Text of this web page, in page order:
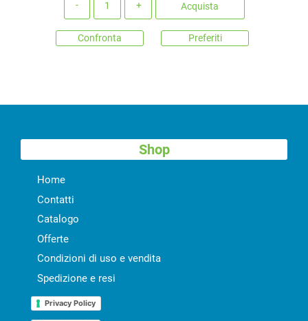
Acquista
Confronta Preferiti
Shop
Home
Contatti
Catalogo
Offerte
Condizioni di uso e vendita
Spedizione e resi
Privacy Policy